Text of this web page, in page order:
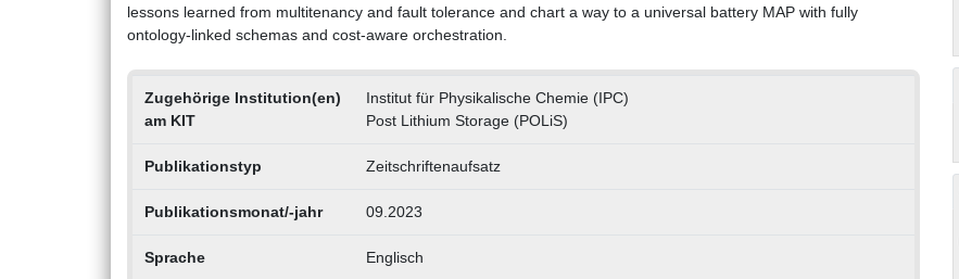
lessons learned from multitenancy and fault tolerance and chart a way to a universal battery MAP with fully
ontology-linked schemas and cost-aware orchestration.
Zugehörige Institution(en)
am KIT
Institut für Physikalische Chemie (IPC)
Post Lithium Storage (POLiS)
Publikationstyp Zeitschriftenaufsatz
Publikationsmonat/-jahr 09.2023
Sprache Englisch